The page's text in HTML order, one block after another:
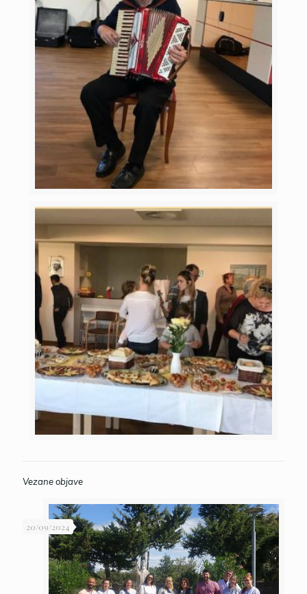
Vezane objave
20/09/2024